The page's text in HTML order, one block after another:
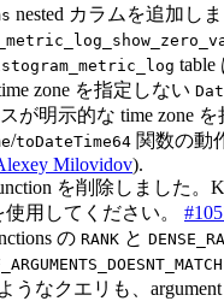
nested カラムを追加し
table
zone を指定しない
が明示的な time zone を
/toDateTime64 関数の動
Milovidov).
を削除しました。
使用してください。
の RANK と
うなクエリも、